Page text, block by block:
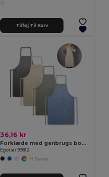
Tilføj Til Kurv
36,16 kr
Forklæde med genbrugs bomuld (140 g/m²)
Egotier 99812
+1 Farver